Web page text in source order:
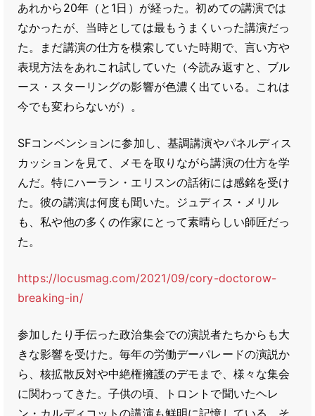
あれから20年（と1日）が経った。初めての講演では
なかったが、当時としては最もうまくいった講演だっ
た。まだ講演の仕方を模索していた時期で、言い方や
表現方法をあれこれ試していた（今読み返すと、ブル
ース・スターリングの影響が色濃く出ている。これは
今でも変わらないが）。
SFコンベンションに参加し、基調講演やパネルディス
カッションを見て、メモを取りながら講演の仕方を学
んだ。特にハーラン・エリスンの話術には感銘を受け
た。彼の講演は何度も聞いた。ジュディス・メリル
も、私や他の多くの作家にとって素晴らしい師匠だっ
た。
https://locusmag.com/2021/09/cory-doctorow-
breaking-in/
参加したり手伝った政治集会での演説者たちからも大
きな影響を受けた。毎年の労働デーパレードの演説か
ら、核拡散反対や中絶権擁護のデモまで、様々な集会
に関わってきた。子供の頃、トロントで聞いたヘレ
ン・カルディコットの講演も鮮明に記憶している。そ